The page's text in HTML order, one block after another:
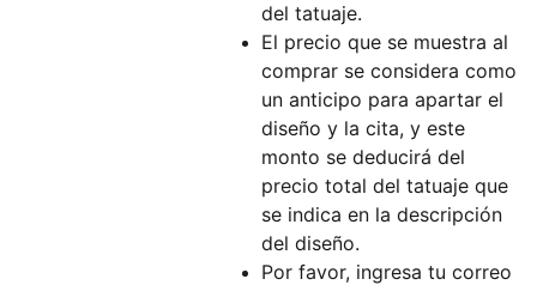
del tatuaje.
El precio que se muestra al
comprar se considera como
un anticipo para apartar el
diseño y la cita, y este
monto se deducirá del
precio total del tatuaje que
se indica en la descripción
del diseño.
Por favor, ingresa tu correo